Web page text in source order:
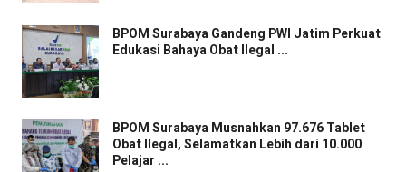
BPOM Surabaya Gandeng PWI Jatim Perkuat
Edukasi Bahaya Obat Ilegal ...
BPOM Surabaya Musnahkan 97.676 Tablet
Obat Ilegal, Selamatkan Lebih dari 10.000
Pelajar ...